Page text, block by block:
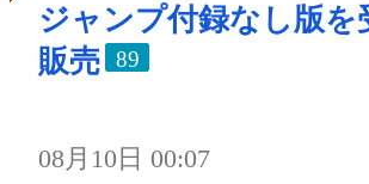
ジャンプ付録なし版を
販売
89
08月10日 00:07